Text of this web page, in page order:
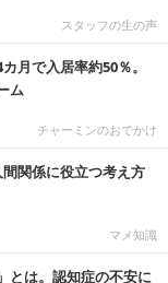
スタッフの生の声
月で入居率約50％。
ム
チャーミンのおでかけ
間関係に役立つ考え方
マメ知識
とは。認知症の不安に